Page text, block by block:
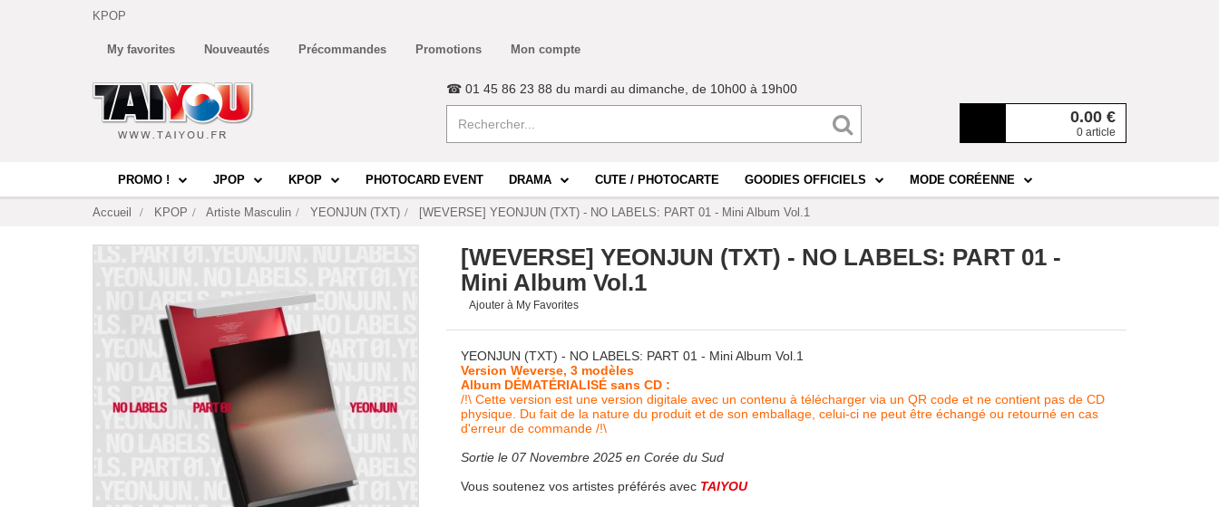
KPOP
My favorites Nouveautés Précommandes Promotions Mon compte
0.00 €
0 article
☎ 01 45 86 23 88 du mardi au dimanche, de 10h00 à 19h00
PROMO ! JPOP KPOP PHOTOCARD EVENT DRAMA CUTE / PHOTOCARTE GOODIES OFFICIELS MODE CORÉENNE
Accueil KPOP Artiste Masculin YEONJUN (TXT) [WEVERSE] YEONJUN (TXT) - NO LABELS: PART 01 - Mini Album Vol.1
[WEVERSE] YEONJUN (TXT) - NO LABELS: PART 01 -
Mini Album Vol.1
Ajouter à My Favorites
YEONJUN (TXT) - NO LABELS: PART 01 - Mini Album Vol.1
Version Weverse, 3 modèles
Album DÉMATÉRIALISÉ sans CD :
/!\ Cette version est une version digitale avec un contenu à télécharger via un QR code et ne contient pas de CD
physique. Du fait de la nature du produit et de son emballage, celui-ci ne peut être échangé ou retourné en cas
d'erreur de commande /!\
Sortie le 07 Novembre 2025 en Corée du Sud
Vous soutenez vos artistes préférés avec TAIYOU